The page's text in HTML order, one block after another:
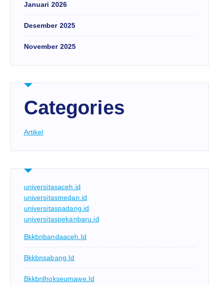
Januari 2026
Desember 2025
November 2025
Categories
Artikel
universitasaceh.id
universitasmedan.id
universitaspadang.id
universitaspekanbaru.id
Bkkbnbandaaceh.id
Bkkbnsabang.id
Bkkbnlhokseumawe.id